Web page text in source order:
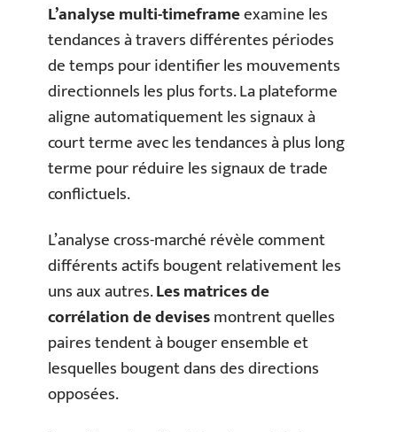
L’analyse multi-timeframeexamine les
tendances à travers différentes périodes
de temps pour identifier les mouvements
directionnels les plus forts. La plateforme
aligne automatiquement les signaux à
court terme avec les tendances à plus long
terme pour réduire les signaux de trade
conflictuels.
L’analyse cross-marché révèle comment
différents actifs bougent relativement les
uns aux autres.Les matrices de
corrélation de devisesmontrent quelles
paires tendent à bouger ensemble et
lesquelles bougent dans des directions
opposées.